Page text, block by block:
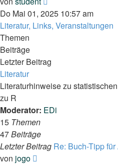
Beitrag
Do Mai 01, 2025 10:57 am
Literatur, Links, Veranstaltungen
Themen
Beiträge
Letzter Beitrag
Literatur
Literaturhinweise zu
zu R
Moderator: EDi
15 Themen
47Beiträge
Letzter Beitrag Re: Buch-Tipp
von jogo